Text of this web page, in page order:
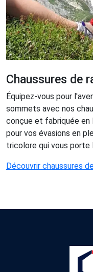
Chaussures de
Équipez-vous pour
sommets avec nos
conçue et fabriquée
pour vos évasions en
tricolore qui vous porte
Découvrir chaussures